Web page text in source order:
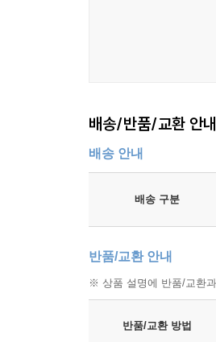
배송/반품/교환 안내
배송 안내
배송 구분
반품/교환 안내
※ 상품 설명에 반품/교환
반품/교환 방법